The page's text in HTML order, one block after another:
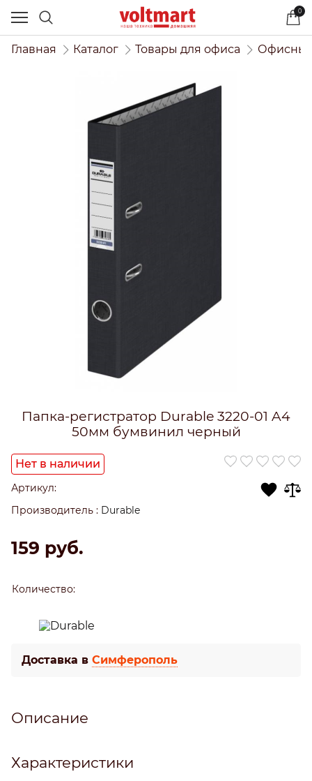
0
Главная Каталог Товары для офиса
Папка-регистратор Durable 3220-01 A4
50мм бумвинил черный
Нет в наличии
Артикул:
Производитель : Durable
159 руб.
Количество:
Доставка в Симферополь
Описание
Характеристики